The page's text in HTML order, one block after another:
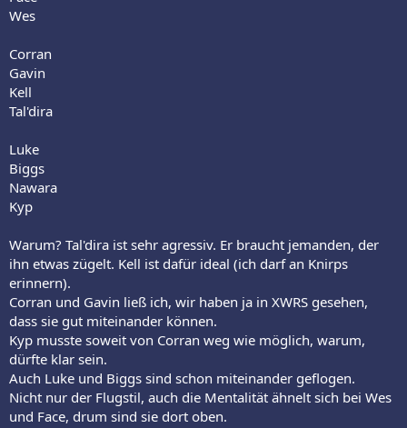
Wes
Corran
Gavin
Kell
Tal'dira
Luke
Biggs
Nawara
Kyp
Warum? Tal'dira ist sehr agressiv. Er braucht jemanden, der
ihn etwas zügelt. Kell ist dafür ideal (ich darf an Knirps
erinnern).
Corran und Gavin ließ ich, wir haben ja in XWRS gesehen,
dass sie gut miteinander können.
Kyp musste soweit von Corran weg wie möglich, warum,
dürfte klar sein.
Auch Luke und Biggs sind schon miteinander geflogen.
Nicht nur der Flugstil, auch die Mentalität ähnelt sich bei Wes
und Face, drum sind sie dort oben.